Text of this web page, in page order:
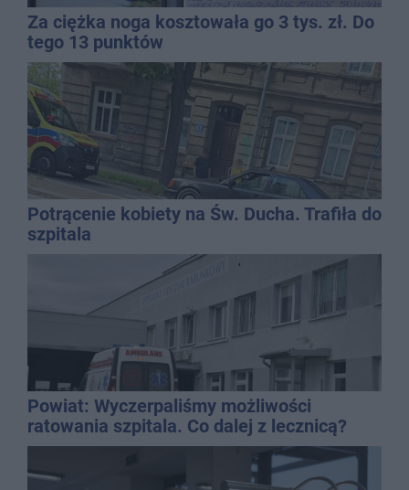
Za ciężka noga kosztowała go 3 tys. zł. Do
tego 13 punktów
Potrącenie kobiety na Św. Ducha. Trafiła do
szpitala
Powiat: Wyczerpaliśmy możliwości
ratowania szpitala. Co dalej z lecznicą?